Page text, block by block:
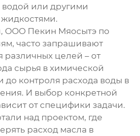
водой или другими
ООО Пекин Мяосытэ по
часто запрашивают
различных целей – от
сырья в химической
контроля расхода воды в
И выбор конкретной
от специфики задачи.
над проектом, где
расход масла в